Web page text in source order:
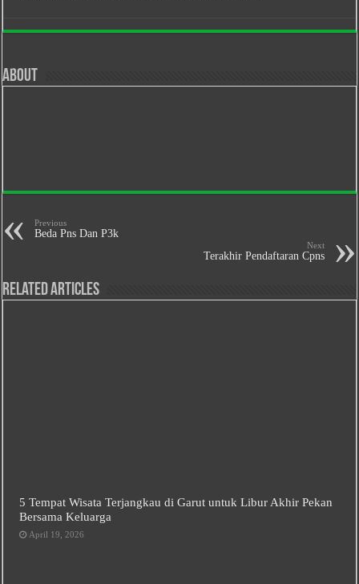
About
Previous
Beda Pns Dan P3k
Next
Terakhir Pendaftaran Cpns
Related Articles
5 Tempat Wisata Terjangkau di Garut untuk Libur Akhir Pekan
Bersama Keluarga
April 19, 2026